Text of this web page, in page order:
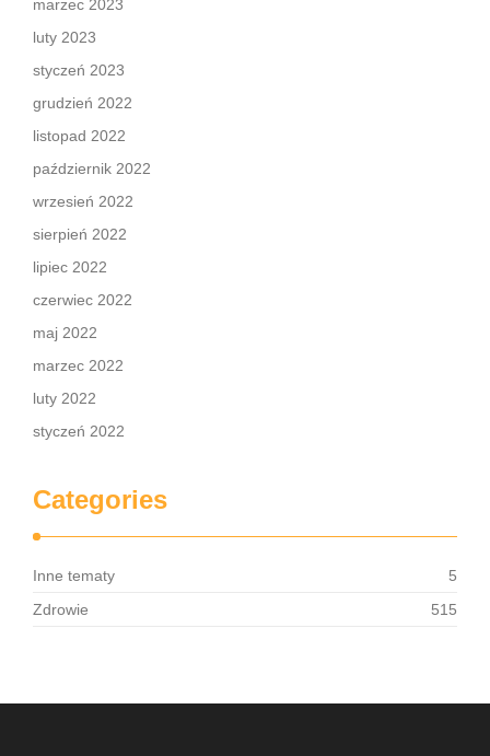
marzec 2023
luty 2023
styczeń 2023
grudzień 2022
listopad 2022
październik 2022
wrzesień 2022
sierpień 2022
lipiec 2022
czerwiec 2022
maj 2022
marzec 2022
luty 2022
styczeń 2022
Categories
Inne tematy
5
Zdrowie
515